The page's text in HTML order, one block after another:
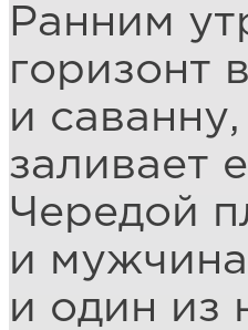
Ранним
горизонт
и
заливает
Чередой
и
и один из